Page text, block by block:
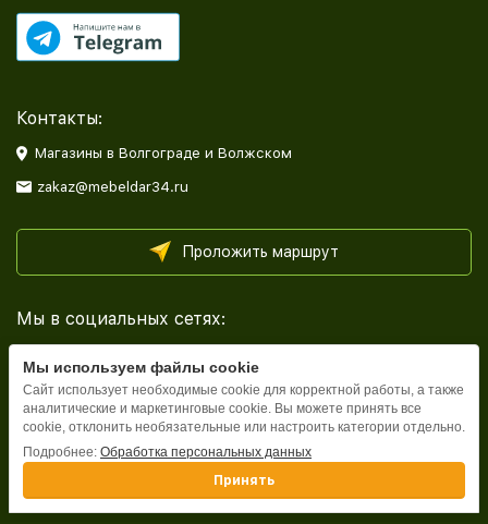
Контакты:
Магазины в Волгограде и Волжском
zakaz@mebeldar34.ru
Проложить маршрут
Мы в социальных сетях:
Каталог
Мы используем файлы cookie
Сайт использует необходимые cookie для корректной работы, а также
аналитические и маркетинговые cookie. Вы можете принять все
cookie, отклонить необязательные или настроить категории отдельно.
Подробнее: Обработка персональных данных
Принять